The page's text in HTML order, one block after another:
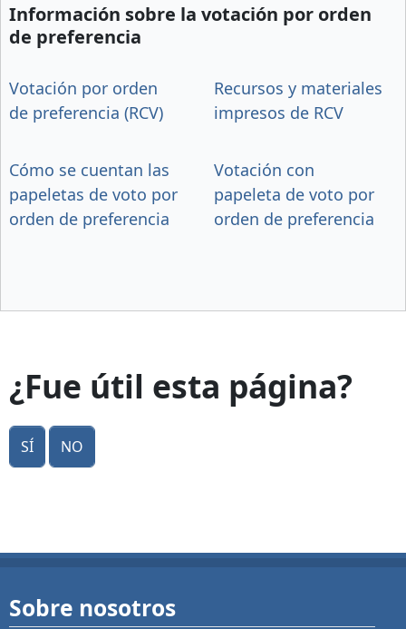
Información sobre la votación por orden
de preferencia
Votación por orden
de preferencia (RCV)
Recursos y materiales
impresos de RCV
Cómo se cuentan las
papeletas de voto por
orden de preferencia
Votación con
papeleta de voto por
orden de preferencia
¿Fue útil esta página?
Sí No
Sobre nosotros